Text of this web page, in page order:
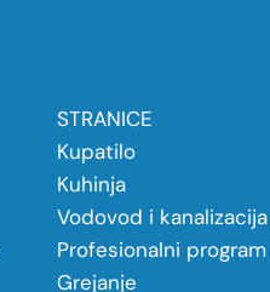
STRANICE
Kupatilo
Kuhinja
Vodovod i kanalizacija
Profesionalni program
Grejanje